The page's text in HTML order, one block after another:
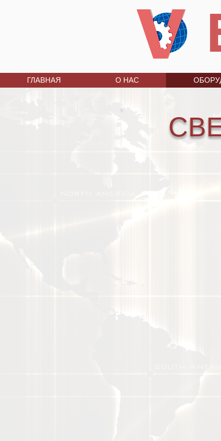
ГЛАВНАЯ О НАС